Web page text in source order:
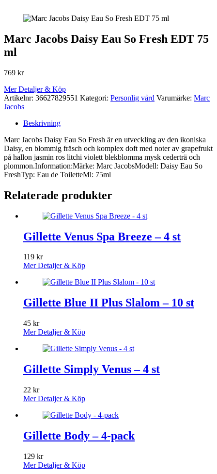
Marc Jacobs Daisy Eau So Fresh EDT 75
ml
769 kr
Mer Detaljer & Köp
Artikelnr: 36627829551 Kategori: Personlig vård Varumärke: Marc
Jacobs
Beskrivning
Marc Jacobs Daisy Eau So Fresh är en utveckling av den ikoniska
Daisy, en blommig fräsch och komplex doft med noter av grapefrukt
på hallon jasmin ros litchi violett blekblomma mysk cederträ och
plommon.Information:Märke: Marc JacobsModell: Daisy Eau So
FreshTyp: Eau de ToiletteMl: 75ml
Relaterade produkter
Gillette Venus Spa Breeze – 4 st
119 kr
Mer Detaljer & Köp
Gillette Blue II Plus Slalom – 10 st
45 kr
Mer Detaljer & Köp
Gillette Simply Venus – 4 st
22 kr
Mer Detaljer & Köp
Gillette Body – 4-pack
129 kr
Mer Detaljer & Köp